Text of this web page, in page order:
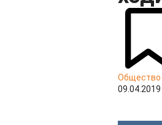
Общество
09.04.2019